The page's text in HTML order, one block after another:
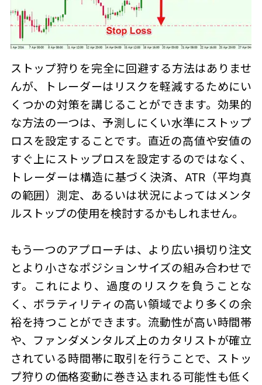
ストップ狩り を完全に回避する方法はありませ
んが、トレーダーはリスクを軽減するためにい
くつかの対策を講じることができます。効果的
な方法の一つは、予測しにくい水準にストップ
ロスを設定することです。直近の高値や安値の
すぐ上にストップロスを設定するのではなく、
トレーダーは構造に基づく決済、ATR（平均真
の範囲）測定、あるいは状況によってはメンタ
ルストップの使用を検討するかもしれません。
もう一つのアプローチは、より広い損切り注文
とより小さなポジションサイズの組み合わせで
す。これにより、過度のリスクを負うことな
く、ボラティリティの高い領域でより多くの余
裕を持つことができます。流動性が高い時間帯
や、ファンダメンタルズ上のカタリストが確立
されている時間帯に取引を行うことで、 ストッ
プ狩り の価格変動に巻き込まれる可能性も低く